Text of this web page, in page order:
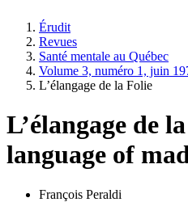
Érudit
Revues
Santé mentale au Québec
Volume 3, numéro 1, juin
L’élangage de la Folie
L’élangage de
language of
François Peraldi